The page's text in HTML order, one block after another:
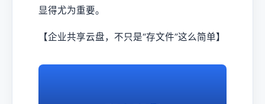
显得尤为重要。
【企业共享云盘，不只是“存文件”这么简单】